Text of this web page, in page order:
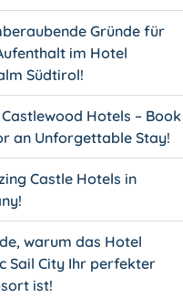
Gründe für
im Hotel
Südtirol!
Castlewood Hotels – Book
an Unforgettable Stay!
Castle Hotels in
warum das Hotel
Sail City Ihr perfekter
ist!